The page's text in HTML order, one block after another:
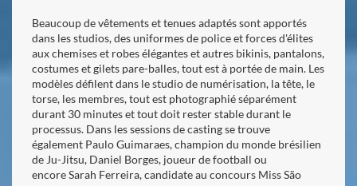
Beaucoup de vêtements et tenues adaptés sont apportés
dans les studios, des uniformes de police et forces d'élites
aux chemises et robes élégantes et autres bikinis, pantalons,
costumes et gilets pare-balles, tout est à portée de main. Les
modèles défilent dans le studio de numérisation, la tête, le
torse, les membres, tout est photographié séparément
durant 30 minutes et tout doit rester stable durant le
processus. Dans les sessions de casting se trouve
également Paulo Guimaraes, champion du monde brésilien
de Ju-Jitsu, Daniel Borges, joueur de football ou
encore Sarah Ferreira, candidate au concours Miss São